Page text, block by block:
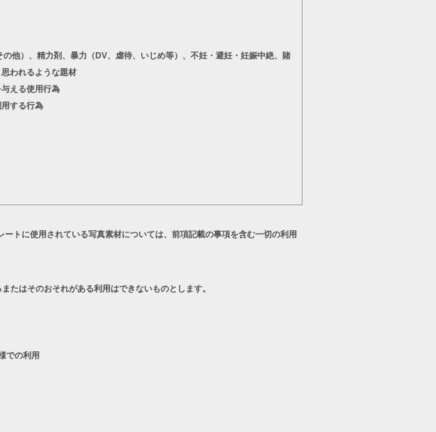
他）、精力剤、暴力（DV、虐待、いじめ等）、不妊・避妊・妊娠中絶、賭
われるような題材
える使用行為
する行為
トに使用されている写真素材については、前項記載の事項を含む一切の利用
はそのおそれがある利用はできないものとします。
での利用